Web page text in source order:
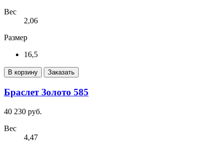
Вес
2,06
Размер
16,5
В корзину Заказать
Браслет Золото 585
40 230 руб.
Вес
4,47